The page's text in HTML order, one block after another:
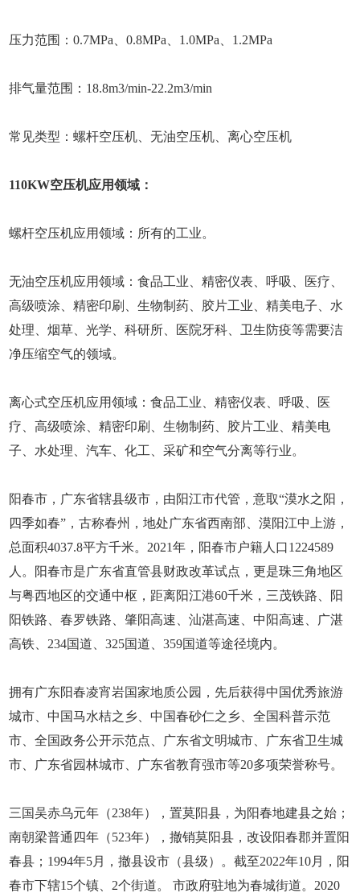
压力范围：0.7MPa、0.8MPa、1.0MPa、1.2MPa
排气量范围：18.8m3/min-22.2m3/min
常见类型：螺杆空压机、无油空压机、离心空压机
110KW空压机应用领域：
螺杆空压机应用领域：所有的工业。
无油空压机应用领域：食品工业、精密仪表、呼吸、医疗、
高级喷涂、精密印刷、生物制药、胶片工业、精美电子、水
处理、烟草、光学、科研所、医院牙科、卫生防疫等需要洁
净压缩空气的领域。
离心式空压机应用领域：食品工业、精密仪表、呼吸、医
疗、高级喷涂、精密印刷、生物制药、胶片工业、精美电
子、水处理、汽车、化工、采矿和空气分离等行业。
阳春市，广东省辖县级市，由阳江市代管，意取“漠水之阳，
四季如春”，古称春州，地处广东省西南部、漠阳江中上游，
总面积4037.8平方千米。2021年，阳春市户籍人口1224589
人。阳春市是广东省直管县财政改革试点，更是珠三角地区
与粤西地区的交通中枢，距离阳江港60千米，三茂铁路、阳
阳铁路、春罗铁路、肇阳高速、汕湛高速、中阳高速、广湛
高铁、234国道、325国道、359国道等途径境内。
拥有广东阳春凌宵岩国家地质公园，先后获得中国优秀旅游
城市、中国马水桔之乡、中国春砂仁之乡、全国科普示范
市、全国政务公开示范点、广东省文明城市、广东省卫生城
市、广东省园林城市、广东省教育强市等20多项荣誉称号。
三国吴赤乌元年（238年），置莫阳县，为阳春地建县之始；
南朝梁普通四年（523年），撤销莫阳县，改设阳春郡并置阳
春县；1994年5月，撤县设市（县级）。截至2022年10月，阳
春市下辖15个镇、2个街道。 市政府驻地为春城街道。2020